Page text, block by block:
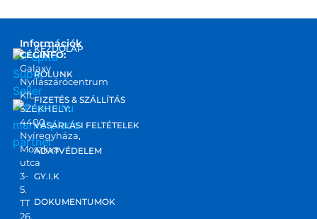
marketplace
partner
Információk
CÉGINFO:
Galaxy
Nyílászárócentrum
Kft.
SZÉKHELY:
4400
Nyíregyháza,
Moszkva
utca
3-
5.
TT
26.
KEZDŐLAP
RÓLUNK
FIZETÉS & SZÁLLÍTÁS
VÁSÁRLÁSI FELTÉTELEK
ADATVÉDELEM
GY.I.K
DOKUMENTUMOK